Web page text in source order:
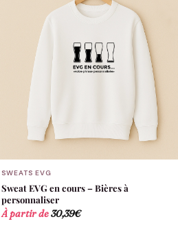
SWEATS EVG
Sweat EVG en cours – Bières à
personnaliser
À partir de30,39€